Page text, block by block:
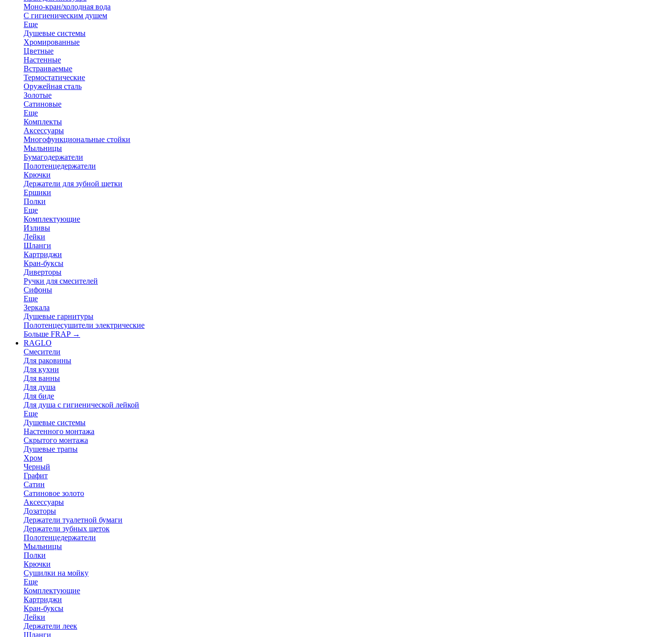
Моно-кран/холодная вода
С гигиеническим душем
Еще
Душевые системы
Хромированные
Цветные
Настенные
Встраиваемые
Термостатические
Оружейная сталь
Золотые
Сатиновые
Еще
Комплекты
Аксессуары
Многофункциональные стойки
Мыльницы
Бумагодержатели
Полотенцедержатели
Крючки
Держатели для зубной щетки
Ершики
Полки
Еще
Комплектующие
Изливы
Лейки
Шланги
Картриджи
Кран-буксы
Диверторы
Ручки для смесителей
Сифоны
Еще
Зеркала
Душевые гарнитуры
Полотенцесушители электрические
Больше FRAP →
RAGLO
Смесители
Для раковины
Для кухни
Для ванны
Для душа
Для биде
Для душа с гигиенической лейкой
Еще
Душевые системы
Настенного монтажа
Скрытого монтажа
Душевые трапы
Хром
Черный
Графит
Сатин
Сатиновое золото
Аксессуары
Дозаторы
Держатели туалетной бумаги
Держатели зубных щеток
Полотенцедержатели
Мыльницы
Полки
Крючки
Сушилки на мойку
Еще
Комплектующие
Картриджи
Кран-буксы
Лейки
Держатели леек
Шланги